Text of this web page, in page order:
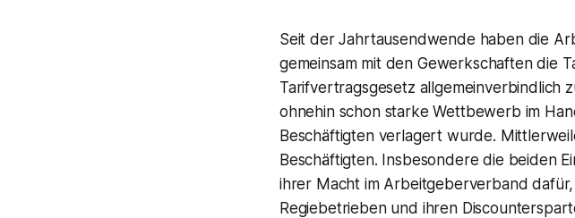
Seit der Jahrtausendwende haben die
gemeinsam mit den Gewerkschaften die
Tarifvertragsgesetz allgemeinverbindlich
ohnehin schon starke Wettbewerb im
Beschäftigten verlagert wurde.
Beschäftigten. Insbesondere die beiden
ihrer Macht im Arbeitgeberverband
Regiebetrieben und ihren